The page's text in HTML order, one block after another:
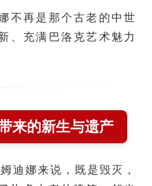
不再是那个古老的中世
、充满巴洛克艺术魅力
来的新生与遗产
迪娜来说，既是毁灭，